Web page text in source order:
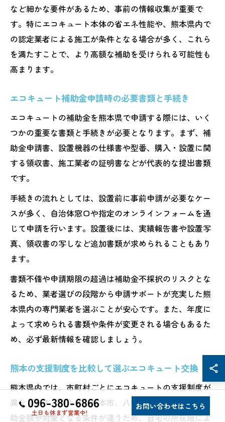
など細かな要件があるため、事前の情報収集が重要で
す。特にエコキュート本体の省エネ性能や、熊本県内で
の認定業者による施工が条件となる場合が多く、これら
を満たすことで、より高額な補助を受けられる可能性も
高まります。
エコキュート補助金申請時の必要書類と手続き
エコキュートの補助金を熊本県で申請する際には、いく
つかの重要な書類と手続きが必要となります。まず、補
助金申請書、設置機器の仕様書や型番、購入・設置に関
する領収書、施工業者の証明書などが代表的な提出書類
です。
手続きの流れとしては、設置前に事前申請が必要なケー
スが多く、自治体窓口や指定のオンラインフォームを通
じて申請を行います。設置後には、実績報告書や設置写
真、領収書の写しなど追加書類が求められることもあり
ます。
書類不備や申請期限の超過は補助金不採択のリスクとな
るため、業者選びの段階から申請サポートが充実した熊
本県内の専門業者を選ぶことが安心です。また、年度に
よって求められる書類や条件が変更される場合もあるた
め、必ず最新情報を確認しましょう。
熊本の支援制度を比較して選ぶエコキュート交換
熊本県内では、市町村ごとにエコキュートの支援制度が
異なります。例えば、熊本市、八代市、天草市などで補
助金額や対象となる条件が違うため、自宅の所在地によ
096-380-6866
土日も休まず営業中!
お問い合わせはこちら